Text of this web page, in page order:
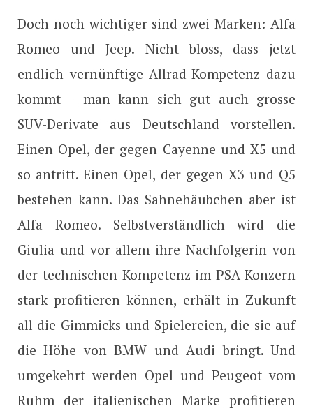
Doch noch wichtiger sind zwei Marken: Alfa
Romeo und Jeep. Nicht bloss, dass jetzt
endlich vernünftige Allrad-Kompetenz dazu
kommt – man kann sich gut auch grosse
SUV-Derivate aus Deutschland vorstellen.
Einen Opel, der gegen Cayenne und X5 und
so antritt. Einen Opel, der gegen X3 und Q5
bestehen kann. Das Sahnehäubchen aber ist
Alfa Romeo. Selbstverständlich wird die
Giulia und vor allem ihre Nachfolgerin von
der technischen Kompetenz im PSA-Konzern
stark profitieren können, erhält in Zukunft
all die Gimmicks und Spielereien, die sie auf
die Höhe von BMW und Audi bringt. Und
umgekehrt werden Opel und Peugeot vom
Ruhm der italienischen Marke profitieren